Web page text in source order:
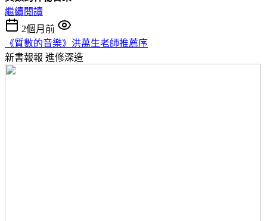
繼續閱讀
2個月前
《質數的音樂》洪萬生老師推薦序
新書報報 進修深造